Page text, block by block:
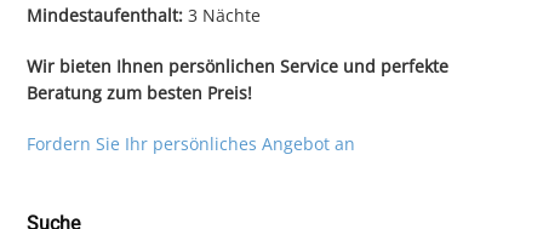
Mindestaufenthalt: 3 Nächte
Wir bieten Ihnen persönlichen Service und perfekte
Beratung zum besten Preis!
Fordern Sie Ihr persönliches Angebot an
Suche